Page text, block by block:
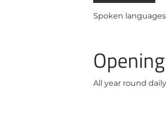
Spoken languages
All year round